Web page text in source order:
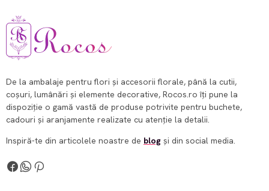
De la ambalaje pentru flori și accesorii florale, până la cutii,
coșuri, lumânări și elemente decorative, Rocos.ro îți pune la
dispoziție o gamă vastă de produse potrivite pentru buchete,
cadouri și aranjamente realizate cu atenție la detalii.
Inspiră-te din articolele noastre de blog și din social media.